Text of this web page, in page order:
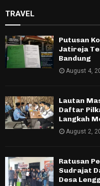
TRAVEL
Putusan
Jatireja
Bandung
August 4,
Lautan
Daftar
Langkah
August 2,
Ratusan
Sudrajat
Desa